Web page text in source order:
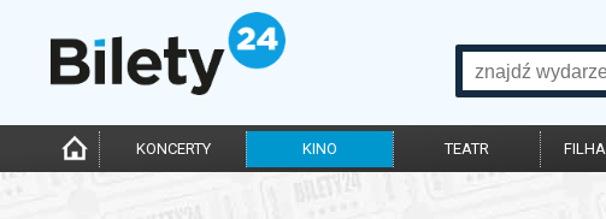
KONCERTY KINO TEATR